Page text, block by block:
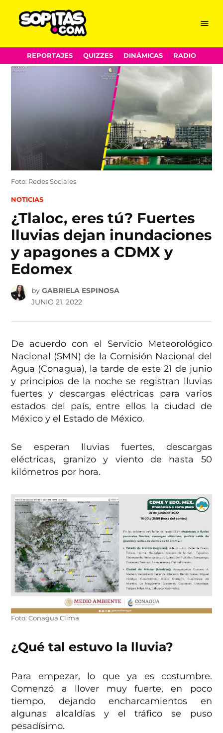
Skip
to
Menu
REPORTAJES QUIZZES DINÁMICAS RADIO
Foto: Redes Sociales
POSTED
NOTICIAS
¿Tlaloc, eres tú? Fuertes
lluvias dejan inundaciones
y apagones a CDMX y
Edomex
by GABRIELA ESPINOSA
JUNIO 21, 2022
De acuerdo con el Servicio Meteorológico
Nacional (SMN) de la Comisión Nacional del
Agua (Conagua), la tarde de este 21 de junio
y principios de la noche se registran lluvias
fuertes y descargas eléctricas para varios
estados del país, entre ellos la ciudad de
México y el Estado de México.
Se esperan lluvias fuertes, descargas
eléctricas, granizo y viento de hasta 50
kilómetros por hora.
Foto: Conagua Clima
¿Qué tal estuvo la lluvia?
Para empezar, lo que ya es costumbre.
Comenzó a llover muy fuerte, en poco
tiempo, dejando encharcamientos en
algunas alcaldías y el tráfico se puso
pesadísimo.